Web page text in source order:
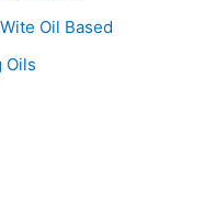
Oil Based
Oils